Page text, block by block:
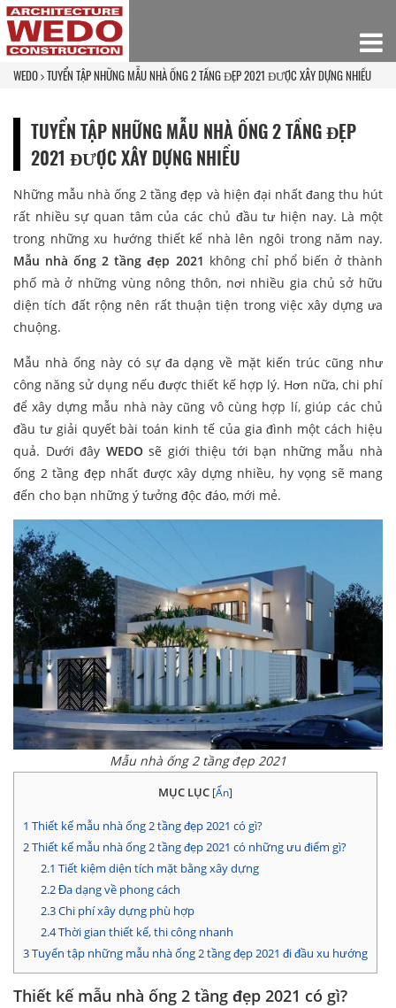
WEDO TUYỂN TẬP NHỮNG MẪU NHÀ ỐNG 2 TẦNG ĐẸP 2021 ĐƯỢC XÂY DỰNG NHIỀU
TUYỂN TẬP NHỮNG MẪU NHÀ ỐNG 2 TẦNG ĐẸP
2021 ĐƯỢC XÂY DỰNG NHIỀU
Những mẫu nhà ống 2 tầng đẹp và hiện đại nhất đang thu hút
rất nhiều sự quan tâm của các chủ đầu tư hiện nay. Là một
trong những xu hướng thiết kế nhà lên ngôi trong năm nay.
Mẫu nhà ống 2 tầng đẹp 2021 không chỉ phổ biến ở thành
phố mà ở những vùng nông thôn, nơi nhiều gia chủ sở hữu
diện tích đất rộng nên rất thuận tiện trong việc xây dựng ưa
chuộng.
Mẫu nhà ống này có sự đa dạng về mặt kiến trúc cũng như
công năng sử dụng nếu được thiết kế hợp lý. Hơn nữa, chi phí
để xây dựng mẫu nhà này cũng vô cùng hợp lí, giúp các chủ
đầu tư giải quyết bài toán kinh tế của gia đình một cách hiệu
quả. Dưới đây WEDOsẽ giới thiệu tới bạn những mẫu nhà
ống 2 tầng đẹp nhất được xây dựng nhiều, hy vọng sẽ mang
đến cho bạn những ý tưởng độc đáo, mới mẻ.
Mẫu nhà ống 2 tầng đẹp 2021
MỤC LỤC [Ẩn]
1 Thiết kế mẫu nhà ống 2 tầng đẹp 2021 có gì?
2Thiết kế mẫu nhà ống 2 tầng đẹp 2021 có những ưu điểm gì?
2.1 Tiết kiệm diện tích mặt bằng xây dựng
2.2Đa dạng về phong cách
2.3Chi phí xây dựng phù hợp
2.4Thời gian thiết kế, thi công nhanh
3Tuyển tập những mẫu nhà ống 2 tầng đẹp 2021 đi đầu xu hướng
Thiết kế mẫu nhà ống 2 tầng đẹp 2021 có gì?